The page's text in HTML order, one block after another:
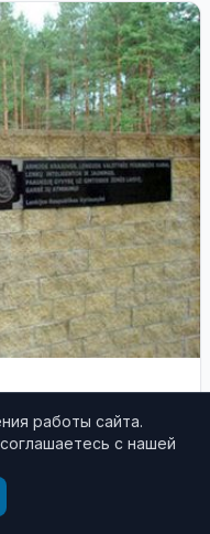
против
нынешнего
работы сайта.
с нашей